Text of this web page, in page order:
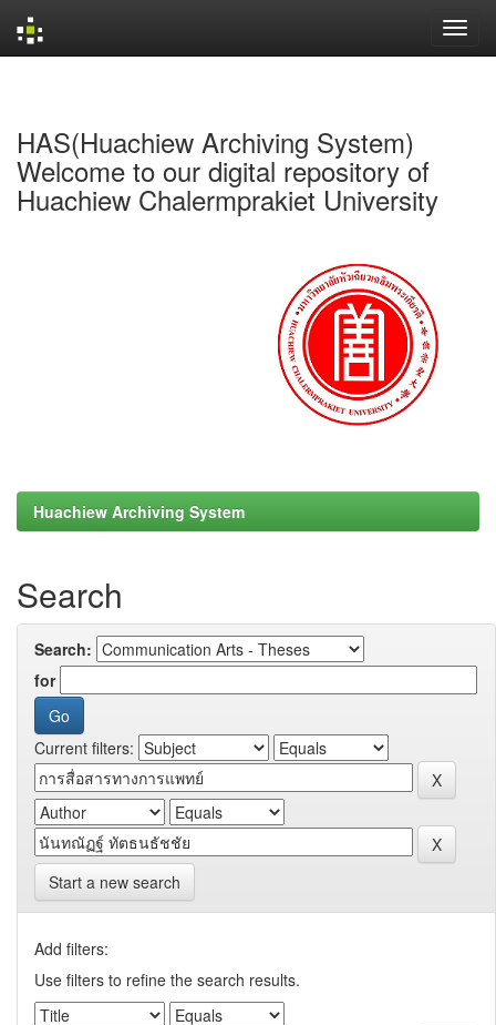
HAS(Huachiew Archiving System)
Welcome to our digital repository of
Huachiew Chalermprakiet University
Huachiew Archiving System
Search
Search:
for
Current filters:
Start a new search
Add filters:
Use filters to refine the search results.